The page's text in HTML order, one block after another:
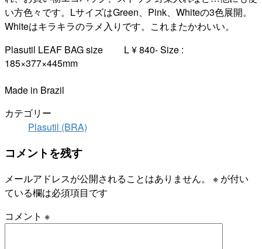
い方色々です。LサイズはGreen、Pink、Whiteの3色展開。
Whiteはキラキラのラメ入りです。これまたかわいい。
Plasutil LEAF BAG size L ¥ 840- Size :
185×377×445mm
Made in Brazil
カテゴリー
Plasutil (BRA)
コメントを残す
メールアドレスが公開されることはありません。 ※ が付い
ている欄は必須項目です
コメント ※